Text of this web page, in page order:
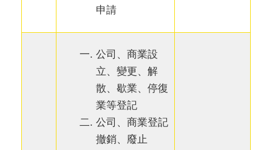
申請
公司、商業設
立、變更、解
散、歇業、停復
業等登記
公司、商業登記
撤銷、廢止